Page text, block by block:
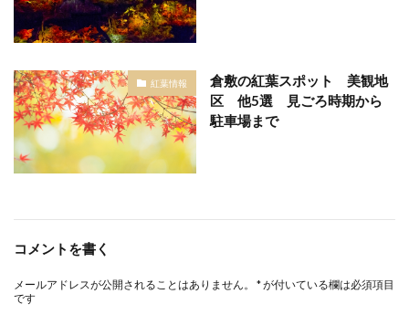
紅葉情報
倉敷の紅葉スポット 美観地
区 他5選 見ごろ時期から
駐車場まで
コメントを書く
メールアドレスが公開されることはありません。 *が付いている欄は必須項目
です